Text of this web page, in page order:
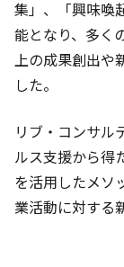
集」、「興味喚
能となり、多く
上の成果創出や
した。
リブ・コンサル
ルス支援から得
を活用したメソ
業活動に対する